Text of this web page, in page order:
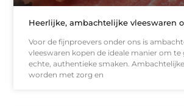
Heerlijke, ambachtelijke vleeswaren
Voor de fijnproevers onder ons is
vleeswaren kopen de ideale manier om te
echte, authentieke smaken.
worden met zorg en